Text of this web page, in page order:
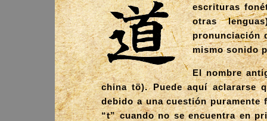
escrituras
otras
pronunciación
mismo sonido
El nombre
china tö). Puede aquí aclararse
debido a una cuestión
“t” cuando no se encuentra en